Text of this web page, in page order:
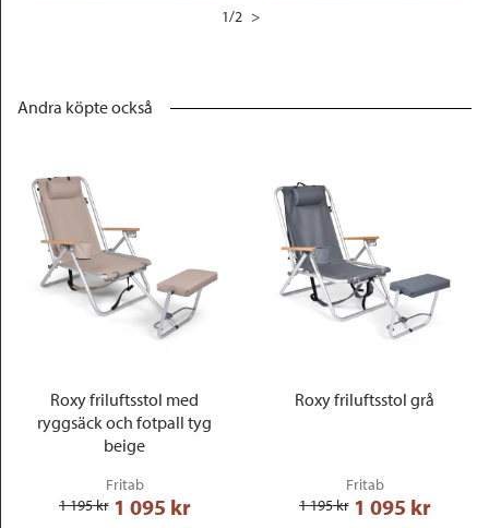
1/2 >
Andra köpte också
Roxy friluftsstol med
ryggsäck och fotpall tyg
beige
Fritab
1 195 kr 1 095 kr
Roxy friluftsstol grå
Fritab
1 195 kr 1 095 kr